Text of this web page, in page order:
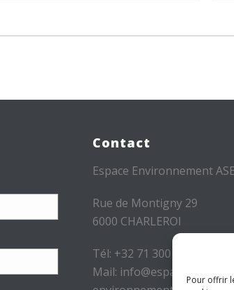
Pour offrir
Contact
Espace Environnement
Rue de Montigny 29
6000 CHARLEROI
Tél: +32 71 300 300
Mail: info@espace-